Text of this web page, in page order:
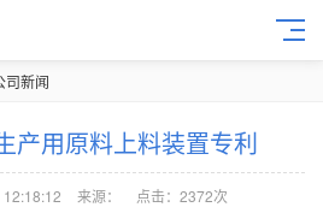
司新闻
产用原料上料装置专利
来源： 点击：2372次